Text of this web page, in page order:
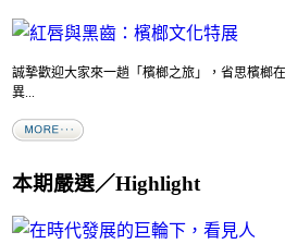
誠摯歡迎大家來一趟「檳榔之旅」，省思檳榔
異...
本期嚴選／Highlight